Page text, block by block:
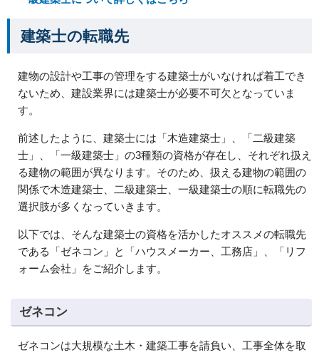
建築士の転職先
建物の設計や工事の管理をする建築士がいなければ着工でき
ないため、建設業界には建築士が必要不可欠となっていま
す。
前述したように、建築士には「木造建築士」、「二級建築
士」、「一級建築士」の3種類の資格が存在し、それぞれ扱え
る建物の範囲が異なります。そのため、扱える建物の範囲の
関係で木造建築士、二級建築士、一級建築士の順に転職先の
選択肢が多くなっていきます。
以下では、そんな建築士の資格を活かしたオススメの転職先
である「ゼネコン」と「ハウスメーカー、工務店」、「リフ
ォーム会社」をご紹介します。
ゼネコン
ゼネコンは大規模な土木・建築工事を請負い、工事全体を取